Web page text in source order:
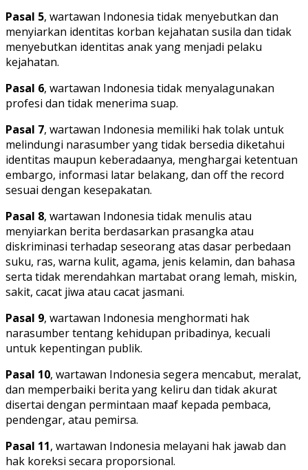
Pasal 5, wartawan Indonesia tidak menyebutkan dan
menyiarkan identitas korban kejahatan susila dan tidak
menyebutkan identitas anak yang menjadi pelaku
kejahatan.
Pasal 6, wartawan Indonesia tidak menyalagunakan
profesi dan tidak menerima suap.
Pasal 7, wartawan Indonesia memiliki hak tolak untuk
melindungi narasumber yang tidak bersedia diketahui
identitas maupun keberadaanya, menghargai ketentuan
embargo, informasi latar belakang, dan off the record
sesuai dengan kesepakatan.
Pasal 8, wartawan Indonesia tidak menulis atau
menyiarkan berita berdasarkan prasangka atau
diskriminasi terhadap seseorang atas dasar perbedaan
suku, ras, warna kulit, agama, jenis kelamin, dan bahasa
serta tidak merendahkan martabat orang lemah, miskin,
sakit, cacat jiwa atau cacat jasmani.
Pasal 9, wartawan Indonesia menghormati hak
narasumber tentang kehidupan pribadinya, kecuali
untuk kepentingan publik.
Pasal 10, wartawan Indonesia segera mencabut, meralat,
dan memperbaiki berita yang keliru dan tidak akurat
disertai dengan permintaan maaf kepada pembaca,
pendengar, atau pemirsa.
Pasal 11, wartawan Indonesia melayani hak jawab dan
hak koreksi secara proporsional.